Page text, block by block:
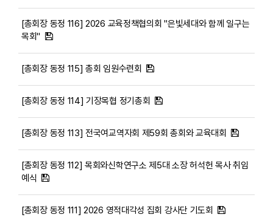
[총회장 동정 116] 2026 교육정책협의회 "은빛세대와 함께 일구는
목회"
[총회장 동정 115] 총회 임원수련회
[총회장 동정 114] 기장목협 정기총회
[총회장 동정 113] 전국여교역자회 제59회 총회와 교육대회
[총회장 동정 112] 목회와신학연구소 제5대 소장 허석헌 목사 취임
예식
[총회장 동정 111] 2026 영적대각성 집회 강사단 기도회